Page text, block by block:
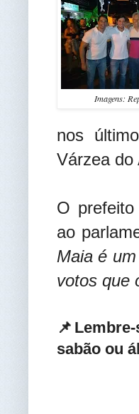
Imagens:
nos
Várzea do
O
ao
Maia é
votos que
sabão ou